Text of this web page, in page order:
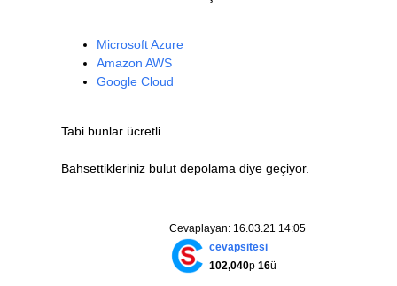
Microsoft Azure
Amazon AWS
Google Cloud
Tabi bunlar ücretli.
Bahsettikleriniz bulut depolama diye geçiyor.
Cevaplayan: 16.03.21 14:05
cevapsitesi
102,040p 16ü